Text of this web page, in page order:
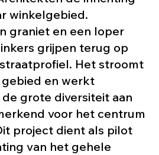
winkelgebied.
graniet en een loper
grijpen terug op
Het stroomt
en werkt
grote diversiteit aan
voor het centrum
project dient als pilot
van het gehele